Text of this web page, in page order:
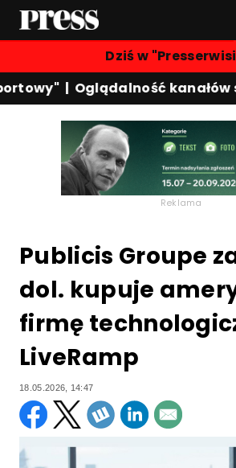
Dziś w
|Oglądalność kanałów
Reklama
Publicis Groupe
dol. kupuje
firmę
LiveRamp
18.05.2026, 14:47